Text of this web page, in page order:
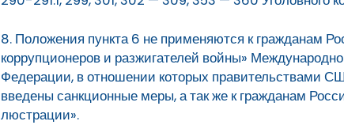
8. Положения пункта 6 не применяются к гражданам
коррупционеров и разжигателей войны»
Федерации, в отношении которых правительствами
введены санкционные меры, а так же к гражданам
люстрации».